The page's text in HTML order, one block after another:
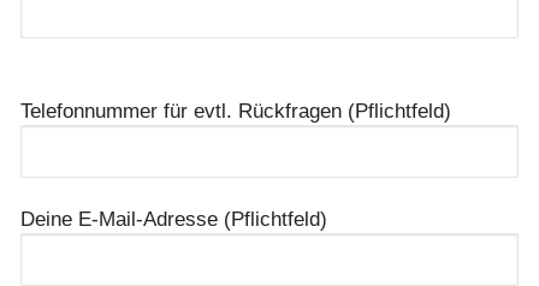
lasse
dieses
Telefonnummer für evtl. Rückfragen (Pflichtfeld)
Deine E-Mail-Adresse (Pflichtfeld)